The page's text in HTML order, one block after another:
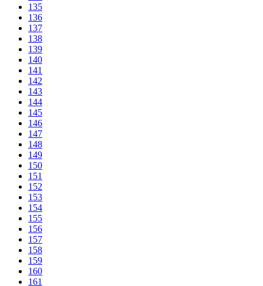
135
136
137
138
139
140
141
142
143
144
145
146
147
148
149
150
151
152
153
154
155
156
157
158
159
160
161